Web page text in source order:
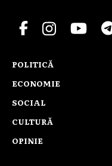
POLITICĂ
ECONOMIE
SOCIAL
CULTURĂ
OPINIE